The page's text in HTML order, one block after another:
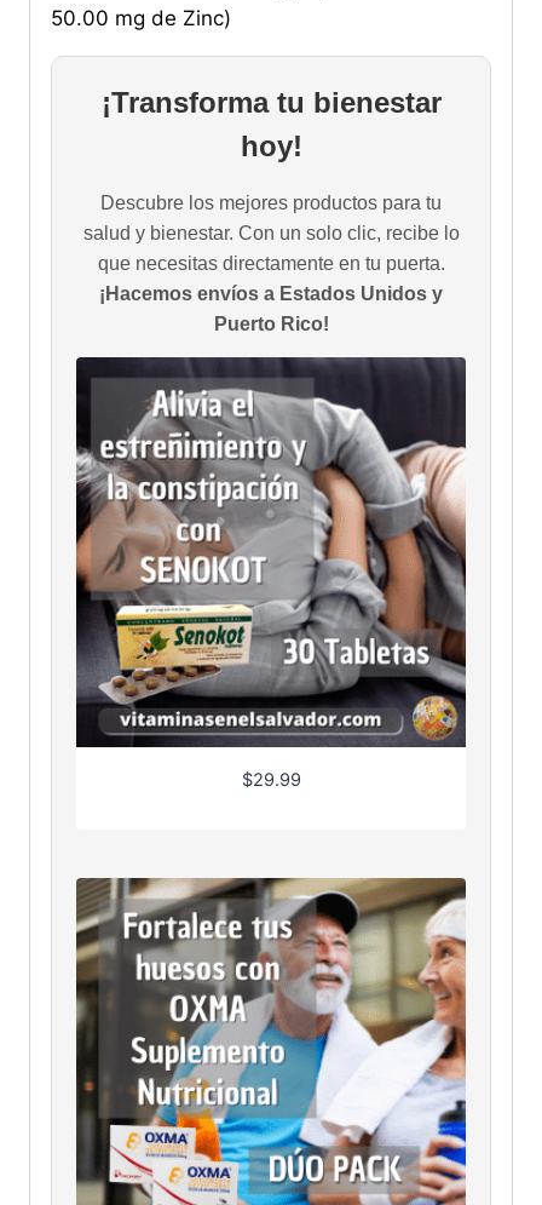
50.00 mg de Zinc)
¡Transforma tu bienestar
hoy!
Descubre los mejores productos para tu
salud y bienestar. Con un solo clic, recibe lo
que necesitas directamente en tu puerta.
¡Hacemos envíos a Estados Unidos y
Puerto Rico!
$29.99